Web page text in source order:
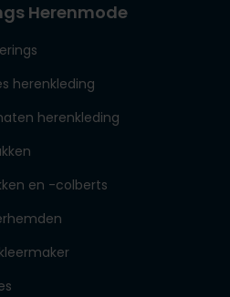
Herenmode
herenkleding
herenkleding
en -colberts